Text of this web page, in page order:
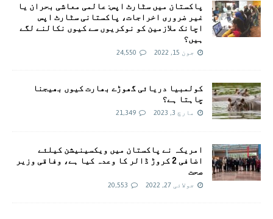
پاکستان میں سٹارٹ اپس: عالمی معاشی بحران یا
غیر ضروری اخراجات، پاکستانی سٹارٹ اپس
اچانک ملازمین کو نوکریوں سے کیوں نکالنے لگے
ہیں؟
جون 15, 2022 24,550
کولمبیا دریائی گھوڑے بھارت کیوں بھیجنا
چاہتا ہے؟
مارچ 3, 2023 21,349
امريکہ نے پاکستان میں ویکسینیشن کیلئے
اضافی 2 کروڑ ڈالر کا وعدہ کیا ہے، وفاقی وزیر
صحت
جولائی 27, 2022 20,553